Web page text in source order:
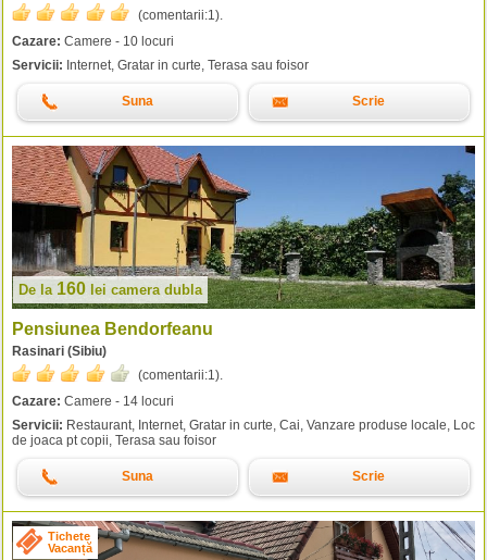
(comentarii:1).
Cazare: Camere - 10 locuri
Servicii: Internet, Gratar in curte, Terasa sau foisor
Suna Scrie
De la 160 lei camera dubla
Pensiunea Bendorfeanu
Rasinari (Sibiu)
(comentarii:1 ).
Cazare: Camere - 14 locuri
Servicii: Restaurant, Internet, Gratar in curte, Cai, Vanzare produse locale, Loc
de joaca pt copii, Terasa sau foisor
Suna Scrie
Tichete
Vacanță